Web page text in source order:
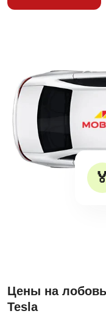
Цены на
Tesla